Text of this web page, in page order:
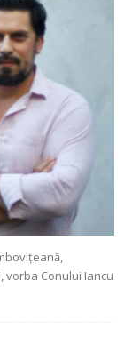
vorba Conului Iancu